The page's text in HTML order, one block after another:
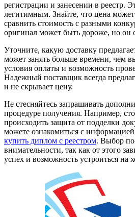
регистрации и занесении в реестр.
легитимным. Знайте, что цена может
сравнить стоимость с разными
оригинал может быть дороже, но он
Уточните, какую доставку
может занять больше времени, чем
условия оплаты и возможность
Надежный поставщик всегда
и не скрывает цену.
Не стесняйтесь запрашивать
процедуре получения. Например,
происходить защита от подделки
можете ознакомиться с информацией
купить диплом с реестром. Выбор
внимательности, так как от этого
успех и возможность устроиться на